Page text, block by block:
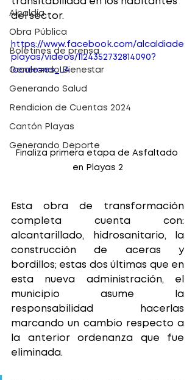
Alcaldía
Obra Pública
Boletines de prensa
Generando Bienestar
Generando Salud
Rendicion de Cuentas 2024
Cantón Playas
Generando Deporte
del sector.
https://www.facebook.com/alcaldiade
playas/videos/1124352732814090?
locale=es_LA
Finaliza primera etapa de Asfaltado
en Playas 2
Esta obra de transformación
completa cuenta con:
alcantarillado, hidrosanitario, la
construcción de aceras y
bordillos; estas dos últimas que en
esta nueva administración, el
municipio asume la
responsabilidad hacerlas
marcando un cambio respecto a
la anterior ordenanza que fue
eliminada.